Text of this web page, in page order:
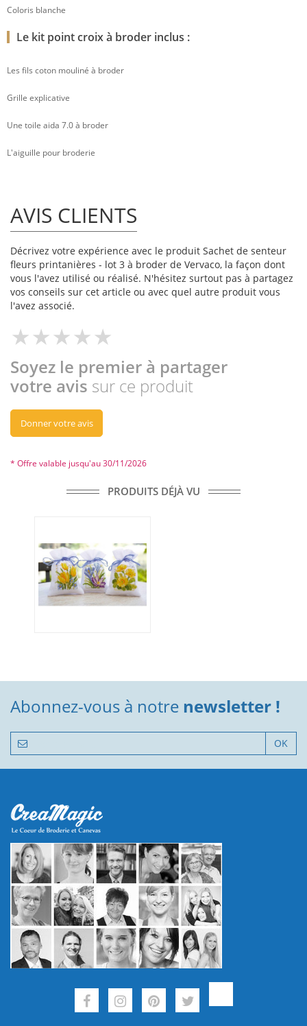
Coloris blanche
Le kit point croix à broder inclus :
Les fils coton mouliné à broder
Grille explicative
Une toile aida 7.0 à broder
L'aiguille pour broderie
AVIS CLIENTS
Décrivez votre expérience avec le produit Sachet de senteur
fleurs printanières - lot 3 à broder de Vervaco, la façon dont
vous l'avez utilisé ou réalisé. N'hésitez surtout pas à partagez
vos conseils sur cet article ou avec quel autre produit vous
l'avez associé.
Soyez le premier à partager
votre avis sur ce produit
Donner votre avis
* Offre valable jusqu'au 30/11/2026
PRODUITS DÉJÀ VU
Abonnez-vous à notre newsletter !
OK